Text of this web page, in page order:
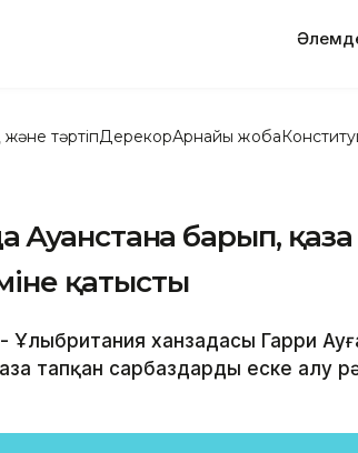
тәртіпДерекқорАрнайы жоба
Ауғанстанға барып,
қатысты
Ұлыбритания ханзадасы Гарри
тапқан сарбаздарды еске алу